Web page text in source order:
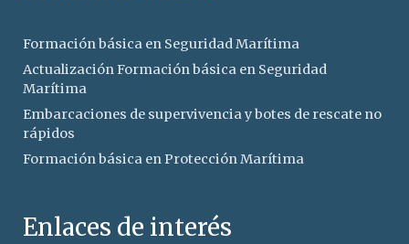
Formación básica en Seguridad Marítima
Actualización Formación básica en Seguridad
Marítima
Embarcaciones de supervivencia y botes de rescate no
rápidos
Formación básica en Protección Marítima
Enlaces de interés